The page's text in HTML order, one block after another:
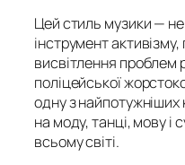
Цей стиль музики —
інструмент
висвітлення проблем
поліцейської
одну з
на моду, танці, мову і
всьому світі​.